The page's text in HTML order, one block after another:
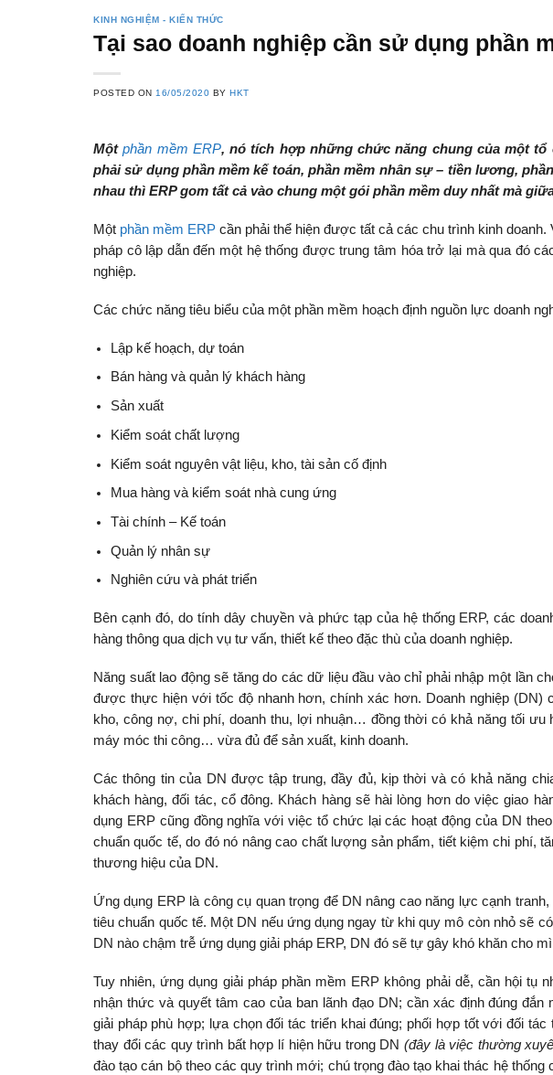
KINH NGHIỆM - KIẾN THỨC
Tại sao doanh nghiệp cần sử dụng phần
POSTED ON 16/05/2020 BYHKT
Mộtphần mềm ERP, nó tích hợp những chức năng chung của một
phải sử dụng phần mềm kế toán,phần mềm nhân sự – tiền lương,
nhau thì ERP gom tất cả vào chung một gói phần mềm duy nhất mà
Một phần mềm ERP cần phải thể hiện được tất cả các chu trình kinh
pháp cô lập dẫn đến một hệ thống được trung tâm hóa trở lại mà qua đó
nghiệp.
Các chức năng tiêu biểu của một phần mềm hoạch định nguồn lực doanh
Lập kế hoạch, dự toán
Bán hàng và quản lý khách hàng
Sản xuất
Kiểm soát chất lượng
Kiểm soát nguyên vật liệu, kho, tài sản cố định
Mua hàng và kiểm soát nhà cung ứng
Tài chính – Kế toán
Quản lý nhân sự
Nghiên cứu và phát triển
Bên cạnh đó, do tính dây chuyền và phức tạp của hệ thống ERP, các
hàng thông qua dịch vụ tư vấn, thiết kế theo đặc thù của doanh nghiệp.
Năng suất lao động sẽ tăng do các dữ liệu đầu vào chỉ phải nhập một lần
được thực hiện với tốc độ nhanh hơn, chính xác hơn. Doanh nghiệp
kho, công nợ, chi phí, doanh thu, lợi nhuận… đồng thời có khả năng tối ưu
máy móc thi công… vừa đủ để sản xuất, kinh doanh.
Các thông tin của DN được tập trung, đầy đủ, kịp thời và có khả năng
khách hàng, đối tác, cổ đông. Khách hàng sẽ hài lòng hơn do việc giao
dụng ERP cũng đồng nghĩa với việc tổ chức lại các hoạt động của DN
chuẩn quốc tế, do đó nó nâng cao chất lượng sản phẩm, tiết kiệm chi phí,
thương hiệu của DN.
Ứng dụng ERP là công cụ quan trọng để DN nâng cao năng lực cạnh
tiêu chuẩn quốc tế. Một DN nếu ứng dụng ngay từ khi quy mô còn nhỏ sẽ
DN nào chậm trễ ứng dụng giải pháp ERP, DN đó sẽ tự gây khó khăn cho
Tuy nhiên, ứng dụng giải pháp phần mềm ERP không phải dễ, cần hội tụ
nhận thức và quyết tâm cao của ban lãnh đạo DN; cần xác định đúng
giải pháp phù hợp; lựa chọn đối tác triển khai đúng; phối hợp tốt với đối
thay đổi các quy trình bất hợp lí hiện hữu trong DN (đây là việc thường
đào tạo cán bộ theo các quy trình mới; chú trọng đào tạo khai thác hệ